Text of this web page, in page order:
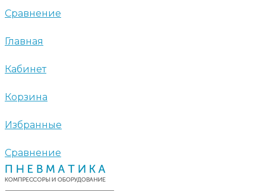
Сравнение
Главная
Кабинет
Корзина
Избранные
Сравнение